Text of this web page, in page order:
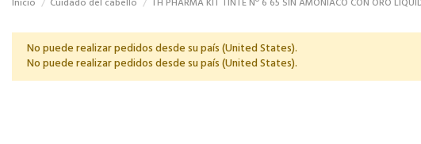
Inicio Cuidado del cabello TH PHARMA KIT TINTE Nº 6 65 SIN AMONIACO CON ORO
No puede realizar pedidos desde su país (United States).
No puede realizar pedidos desde su país (United States).